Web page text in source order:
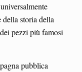
storia della
pezzi più famosi
pubblica